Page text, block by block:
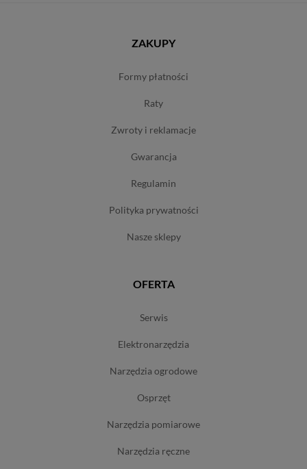
ZAKUPY
formy płatności
raty
zwroty i reklamacje
gwarancja
regulamin
polityka prywatności
nasze sklepy
OFERTA
serwis
elektronarzędzia
narzędzia ogrodowe
osprzęt
narzędzia pomiarowe
narzędzia ręczne